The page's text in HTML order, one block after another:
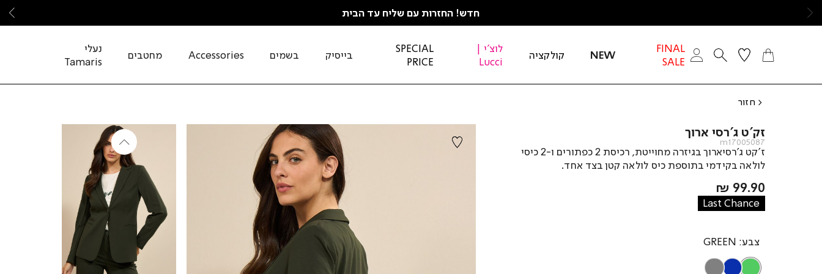
חדש! החזרות עם שליח עד הבית
FINAL
SALE
NEW קולקציה
לוצ'י |
Lucci
SPECIAL
PRICE
בייסיק בשמים Accessories מחטבים
נעלי
Tamaris
חזור
זק’ט ג’רסי ארוך
m17005087
ז’קט ג’רסיארוך בגיזרה מחוייטת, רכיסת 2 כפתורים ו-2 כיסי
לולאה בקידמי בתוספת כיס לולאה קטן בצד אחד.
מחיר
מוצר
99.90 ₪
Last Chance
צבע GREEN
GREEN
BLUE
GREY